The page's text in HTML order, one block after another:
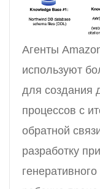
Агенты
используют
для создания
процессов с
обратной
разработку